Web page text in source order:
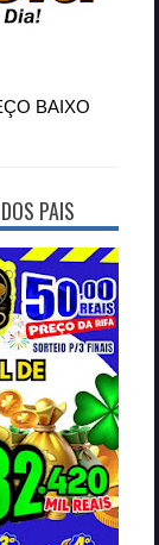
BAIXO
PAIS